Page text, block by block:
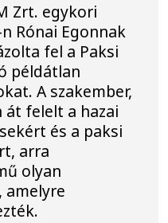
Zrt. egykori
Rónai Egonnak
fel a Paksi
példátlan
A szakember,
át felelt a hazai
és a paksi
arra
olyan
amelyre